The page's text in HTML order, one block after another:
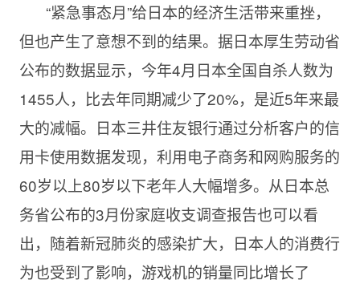
“紧急事态月”给日本的经济生活带来重挫，
但也产生了意想不到的结果。据日本厚生劳动省
公布的数据显示，今年4月日本全国自杀人数为
1455人，比去年同期减少了20%，是近5年来最
大的减幅。日本三井住友银行通过分析客户的信
用卡使用数据发现，利用电子商务和网购服务的
60岁以上80岁以下老年人大幅增多。从日本总
务省公布的3月份家庭收支调查报告也可以看
出，随着新冠肺炎的感染扩大，日本人的消费行
为也受到了影响，游戏机的销量同比增长了